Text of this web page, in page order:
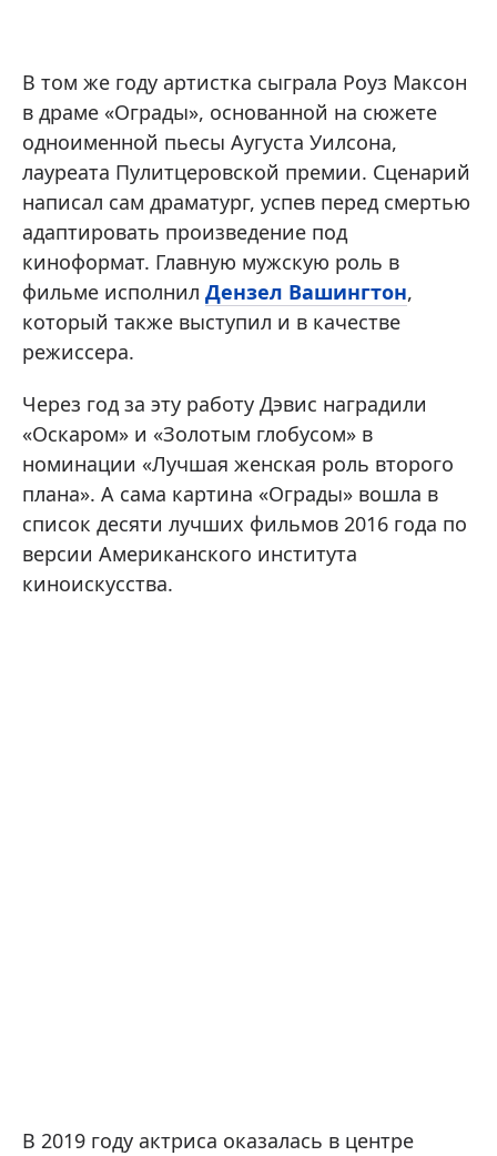
В том же году артистка сыграла Роуз Максон
в драме «Ограды», основанной на сюжете
одноименной пьесы Аугуста Уилсона,
лауреата Пулитцеровской премии. Сценарий
написал сам драматург, успев перед смертью
адаптировать произведение под
киноформат. Главную мужскую роль в
фильме исполнил Дензел Вашингтон,
который также выступил и в качестве
режиссера.
Через год за эту работу Дэвис наградили
«Оскаром» и «Золотым глобусом» в
номинации «Лучшая женская роль второго
плана». А сама картина «Ограды» вошла в
список десяти лучших фильмов 2016 года по
версии Американского института
киноискусства.
В 2019 году актриса оказалась в центре